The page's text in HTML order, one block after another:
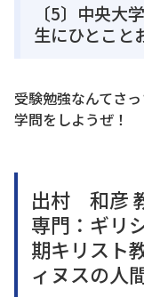
〔5〕中央大
生にひとこと
受験勉強なんてさ
学問をしようぜ！
出村 和彦
専門：ギリ
期キリスト
ィヌスの人